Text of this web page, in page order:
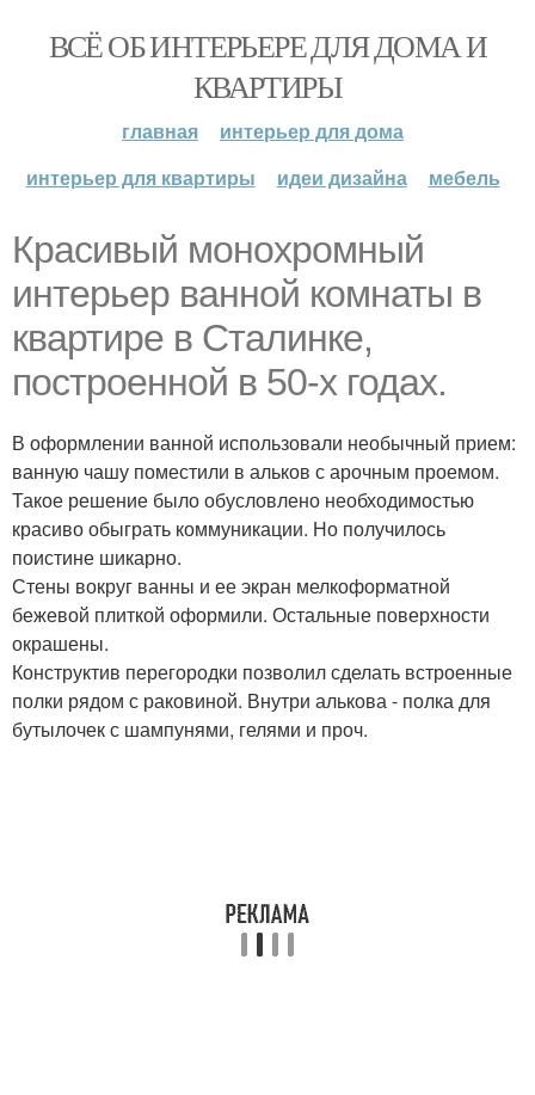
ВСЁ ОБ ИНТЕРЬЕРЕ ДЛЯ ДОМА И
КВАРТИРЫ
главная
интерьер для дома
интерьер для квартиры
идеи дизайна мебель
Красивый монохромный
интерьер ванной комнаты в
квартире в Сталинке,
построенной в 50-х годах.
В оформлении ванной использовали необычный прием:
ванную чашу поместили в альков с арочным проемом.
Такое решение было обусловлено необходимостью
красиво обыграть коммуникации. Но получилось
поистине шикарно.
Стены вокруг ванны и ее экран мелкоформатной
бежевой плиткой оформили. Остальные поверхности
окрашены.
Конструктив перегородки позволил сделать встроенные
полки рядом с раковиной. Внутри алькова - полка для
бутылочек с шампунями, гелями и проч.